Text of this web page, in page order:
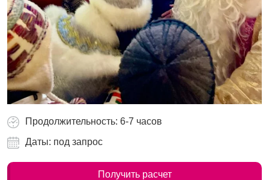
Продолжительность: 6-7 часов
Даты: под запрос
Получить расчет